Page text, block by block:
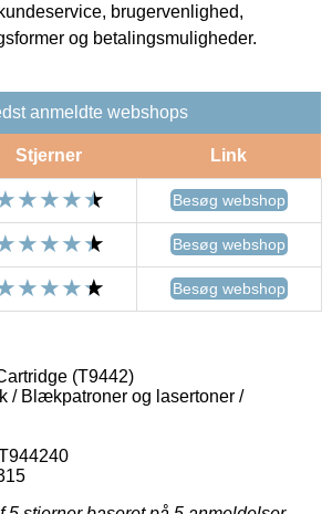
brugervenlighed,
og betalingsmuligheder.
anmeldte webshops
Stjerner Link
Besøg webshop
Besøg webshop
Besøg webshop
(T9442)
/ Blækpatroner og lasertoner /